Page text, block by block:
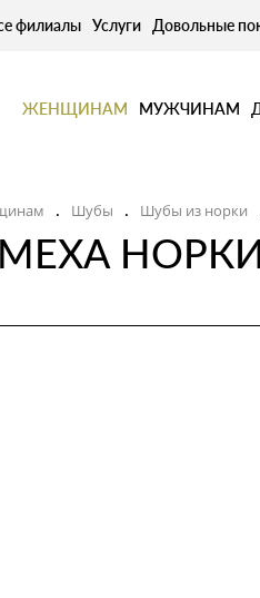
филиалы Услуги Довольные
ЖЕНЩИНАМ МУЖЧИНАМ
. Шубы . Шубы из норки
НОРКИ